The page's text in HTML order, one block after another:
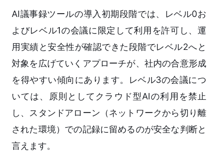
AI議事録ツールの導入初期段階では、レベル0お
よびレベル1の会議に限定して利用を許可し、運
用実績と安全性が確認できた段階でレベル2へと
対象を広げていくアプローチが、社内の合意形成
を得やすい傾向にあります。レベル3の会議につ
いては、原則としてクラウド型AIの利用を禁止
し、スタンドアローン（ネットワークから切り離
された環境）での記録に留めるのが安全な判断と
言えます。